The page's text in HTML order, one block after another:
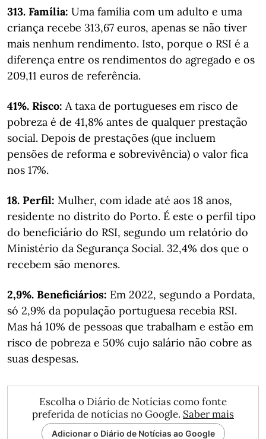
313. Família: Uma família com um adulto e uma
criança recebe 313,67 euros, apenas se não tiver
mais nenhum rendimento. Isto, porque o RSI é a
diferença entre os rendimentos do agregado e os
209,11 euros de referência.
41%. Risco: A taxa de portugueses em risco de
pobreza é de 41,8% antes de qualquer prestação
social. Depois de prestações (que incluem
pensões de reforma e sobrevivência) o valor fica
nos 17%.
18. Perfil: Mulher, com idade até aos 18 anos,
residente no distrito do Porto. É este o perfil tipo
do beneficiário do RSI, segundo um relatório do
Ministério da Segurança Social. 32,4% dos que o
recebem são menores.
2,9%. Beneficiários: Em 2022, segundo a Pordata,
só 2,9% da população portuguesa recebia RSI.
Mas há 10% de pessoas que trabalham e estão em
risco de pobreza e 50% cujo salário não cobre as
suas despesas.
Escolha o Diário de Notícias como fonte
preferida de notícias no Google. Saber mais
Adicionar o Diário de Notícias ao Google